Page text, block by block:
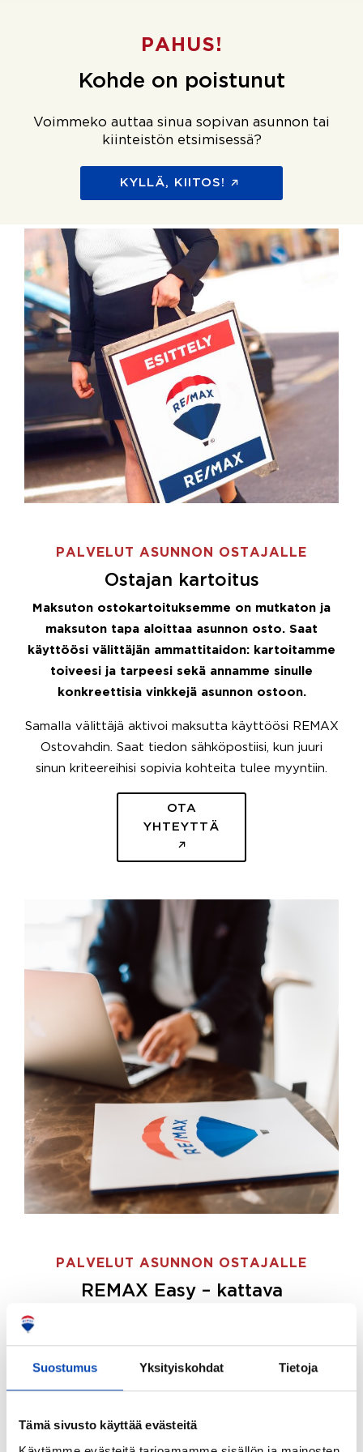
Suostumus Yksityiskohdat Tietoja
Tämä sivusto käyttää evästeitä
PAHUS!
Kohde on poistunut
Voimmeko auttaa sinua sopivan asunnon tai
kiinteistön etsimisessä?
KYLLÄ, KIITOS!
PALVELUT ASUNNON OSTAJALLE
Ostajan kartoitus
Maksuton ostokartoituksemme on mutkaton ja
maksuton tapa aloittaa asunnon osto. Saat
käyttöösi välittäjän ammattitaidon: kartoitamme
toiveesi ja tarpeesi sekä annamme sinulle
konkreettisia vinkkejä asunnon ostoon.
Samalla välittäjä aktivoi maksutta käyttöösi REMAX
Ostovahdin. Saat tiedon sähköpostiisi, kun juuri
sinun kriteereihisi sopivia kohteita tulee myyntiin.
OTA
YHTEYTTÄ
PALVELUT ASUNNON OSTAJALLE
REMAX Easy – kattava
ostajille.
Tee ostotoimeksianto ja etsimme juuri